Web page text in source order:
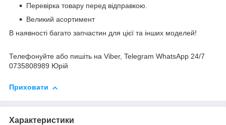
Перевірка товару перед відправкою.
Великий асортимент
В наявності багато запчастин для цієї та інших моделей!
Телефонуйте або пишіть на Viber, Telegram WhatsApp 24/7
0735808989 Юрій
Приховати
Характеристики